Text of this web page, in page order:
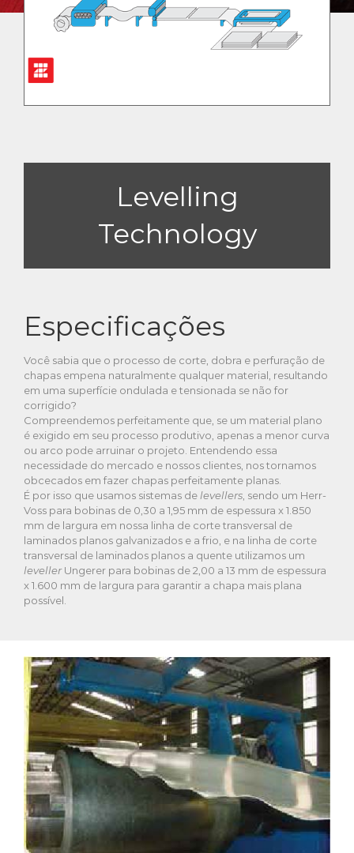
Levelling
Technology
Especificações
Você sabia que o processo de corte, dobra e perfuração de
chapas empena naturalmente qualquer material, resultando
em uma superfície ondulada e tensionada se não for
corrigido?
Compreendemos perfeitamente que, se um material plano
é exigido em seu processo produtivo, apenas a menor curva
ou arco pode arruinar o projeto. Entendendo essa
necessidade do mercado e nossos clientes, nos tornamos
obcecados em fazer chapas perfeitamente planas.
É por isso que usamos sistemas delevellers, sendo um Herr-
Voss para bobinas de 0,30 a 1,95 mm de espessura x 1.850
mm de largura em nossa linha de corte transversal de
laminados planos galvanizados e a frio, e na linha de corte
transversal de laminados planos a quente utilizamos um
levellerUngerer para bobinas de 2,00 a 13 mm de espessura
x 1.600 mm de largura para garantir a chapa mais plana
possível.